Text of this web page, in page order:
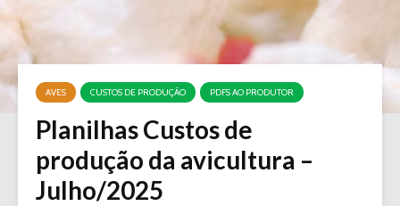
AVES CUSTOS DE PRODUÇÃO PDFS AO PRODUTOR
Planilhas Custos de
produção da avicultura –
Julho/2025